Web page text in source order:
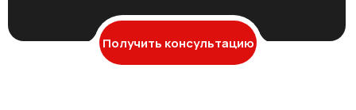
Получить консультацию